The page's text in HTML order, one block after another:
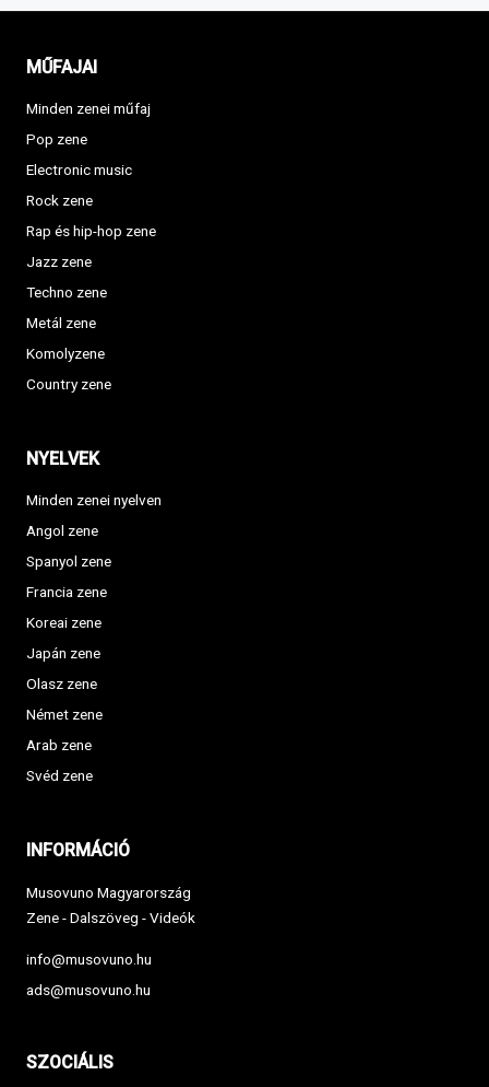
MŰFAJAI
Minden zenei műfaj
Pop zene
Electronic music
Rock zene
Rap és hip-hop zene
Jazz zene
Techno zene
Metál zene
Komolyzene
Country zene
NYELVEK
Minden zenei nyelven
Angol zene
Spanyol zene
Francia zene
Koreai zene
Japán zene
Olasz zene
Német zene
Arab zene
Svéd zene
INFORMÁCIÓ
Musovuno Magyarország
Zene - Dalszöveg - Videók
info@musovuno.hu
ads@musovuno.hu
SZOCIÁLIS